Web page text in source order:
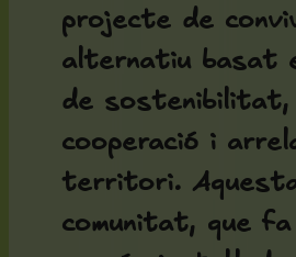
projecte de
alternatiu basat
de sostenibilitat,
cooperació i
territori.
comunitat, que